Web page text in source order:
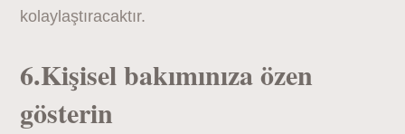
kolaylaştıracaktır.
6.Kişisel bakımınıza özen
gösterin